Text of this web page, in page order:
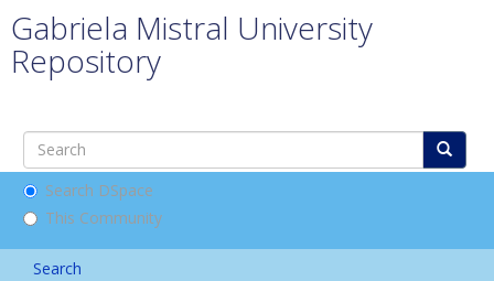
Gabriela Mistral University
Repository
Search DSpace
This Community
Search